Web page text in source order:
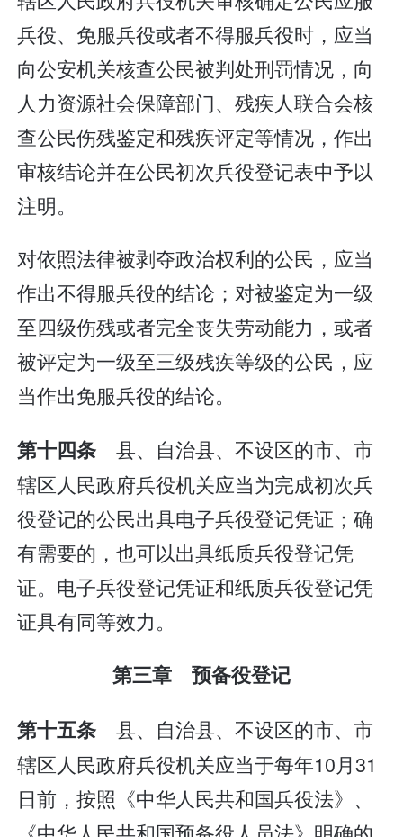
兵役、免服兵役或者不得服兵役时，应当
向公安机关核查公民被判处刑罚情况，向
人力资源社会保障部门、残疾人联合会核
查公民伤残鉴定和残疾评定等情况，作出
审核结论并在公民初次兵役登记表中予以
注明。
对依照法律被剥夺政治权利的公民，应当
作出不得服兵役的结论；对被鉴定为一级
至四级伤残或者完全丧失劳动能力，或者
被评定为一级至三级残疾等级的公民，应
当作出免服兵役的结论。
第十四条县、自治县、不设区的市、市
辖区人民政府兵役机关应当为完成初次兵
役登记的公民出具电子兵役登记凭证；确
有需要的，也可以出具纸质兵役登记凭
证。电子兵役登记凭证和纸质兵役登记凭
证具有同等效力。
第三章 预备役登记
第十五条县、自治县、不设区的市、市
辖区人民政府兵役机关应当于每年10月31
日前，按照《中华人民共和国兵役法》、